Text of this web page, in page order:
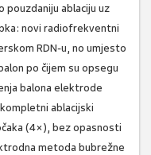
pouzdaniju ablaciju uz
novi radiofrekventni
RDN-u, no umjesto
po čijem su opsegu
balona elektrode
ablacijski
(4×), bez opasnosti
metoda bubrežne